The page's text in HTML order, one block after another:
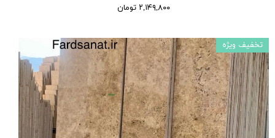
۲,۱۴۹,۸۰۰ تومان
تخفیف ویژه